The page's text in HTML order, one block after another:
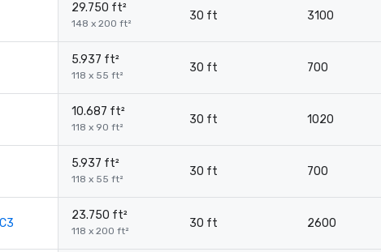
29.750 ft²
148 x 200 ft²
30 ft 3100
5.937 ft²
118 x 55 ft²
30 ft 700
10.687 ft²
118 x 90 ft²
30 ft 1020
5.937 ft²
118 x 55 ft²
30 ft 700
23.750 ft²
118 x 200 ft²
30 ft 2600